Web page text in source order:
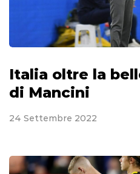
Italia oltre la
di Mancini
24 Settembre 2022